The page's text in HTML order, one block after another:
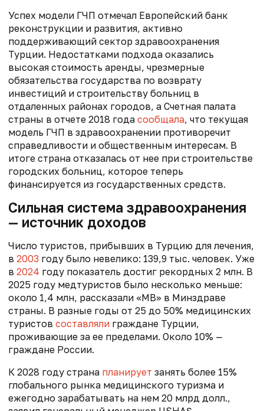
Успех модели ГЧП отмечал Европейский банк
реконструкции и развития, активно
поддерживающий сектор здравоохранения
Турции. Недостатками подхода оказались
высокая стоимость аренды, чрезмерные
обязательства государства по возврату
инвестиций и строительству больниц в
отдаленных районах городов, а Счетная палата
страны в отчете 2018 года сообщала, что текущая
модель ГЧП в здравоохранении противоречит
справедливости и общественным интересам. В
итоге страна отказалась от нее при строительстве
городских больниц, которое теперь
финансируется из государственных средств.
Сильная система здравоохранения
— источник доходов
Число туристов, прибывших в Турцию для лечения,
в 2003 году было невелико: 139,9 тыс. человек. Уже
в 2024 году показатель достиг рекордных 2 млн. В
2025 году медтуристов было несколько меньше:
около 1,4 млн, рассказали «МВ» в Минздраве
страны. В разные годы от 25 до 50% медицинских
туристов составляли граждане Турции,
проживающие за ее пределами. Около 10% —
граждане России.
К 2028 году страна планирует занять более 15%
глобального рынка медицинского туризма и
ежегодно зарабатывать на нем 20 млрд долл.,